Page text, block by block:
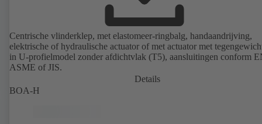
Centrische vlinderklep, met elastomeer-ringbalg, handaandrijving,
elektrische of hydraulische actuator of met actuator met
in U-profielmodel zonder afdichtvlak (T5), aansluitingen conform
ASME of JIS.
Details
BOA-H